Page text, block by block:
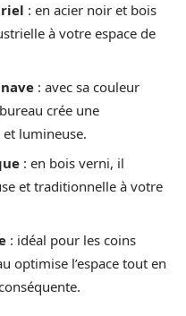
: en acier noir et bois
à votre espace de
: avec sa couleur
crée une
lumineuse.
: en bois verni, il
et traditionnelle à votre
: idéal pour les coins
optimise l’espace tout en